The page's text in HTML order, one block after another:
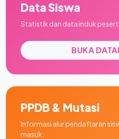
Data Siswa
Statistik dan data induk
BUKA
PPDB & Mutasi
Informasi alur pendaftaran
masuk.